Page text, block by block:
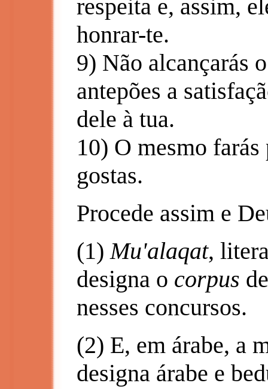
respeita e, assim,
honrar-te.
9) Não alcançarás
antepões a
dele à tua.
10) O mesmo farás
gostas.
Procede assim e
(1)Mu'alaqat,
designa o corpus
nesses concursos.
(2) E, em árabe, a
designa árabe e